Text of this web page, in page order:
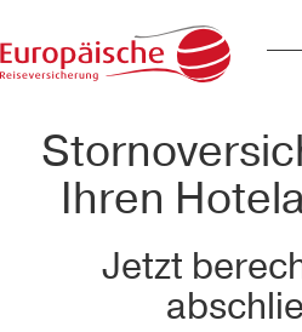
Ihren
Jetzt